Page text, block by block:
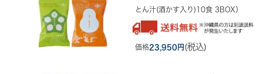
とん汁(酒かす入り)10食 3BOX）
価格23,950円 (税込)